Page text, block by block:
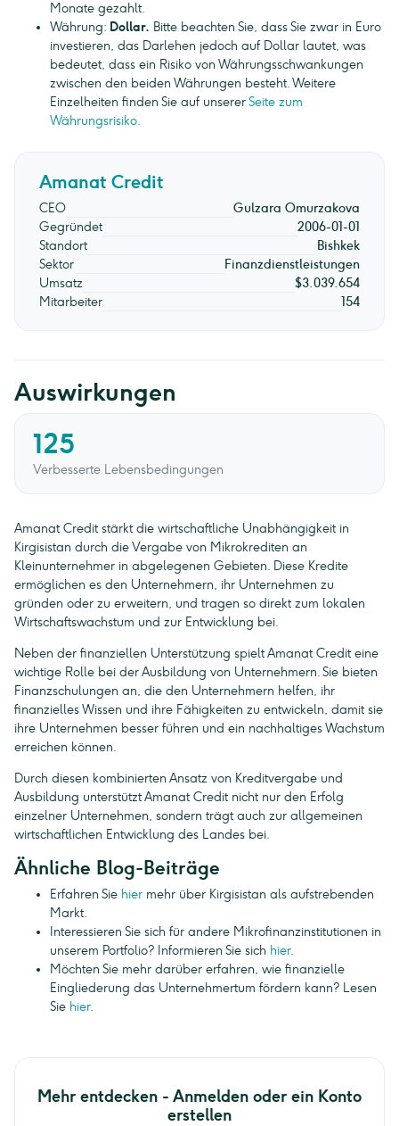
Monate gezahlt.
Währung: Dollar. Bitte beachten Sie, dass Sie zwar in Euro
investieren, das Darlehen jedoch auf Dollar lautet, was
bedeutet, dass ein Risiko von Währungsschwankungen
zwischen den beiden Währungen besteht. Weitere
Einzelheiten finden Sie auf unsererSeite zum
Währungsrisiko.
Amanat Credit
CEO
Gulzara Omurzakova
Gegründet
2006-01-01
Standort
Bishkek
Sektor
Finanzdienstleistungen
Umsatz
$3.039.654
Mitarbeiter
154
Auswirkungen
125
Verbesserte Lebensbedingungen
Amanat Credit stärkt die wirtschaftliche Unabhängigkeit in
Kirgisistan durch die Vergabe von Mikrokrediten an
Kleinunternehmer in abgelegenen Gebieten. Diese Kredite
ermöglichen es den Unternehmern, ihr Unternehmen zu
gründen oder zu erweitern, und tragen so direkt zum lokalen
Wirtschaftswachstum und zur Entwicklung bei.
Neben der finanziellen Unterstützung spielt Amanat Credit eine
wichtige Rolle bei der Ausbildung von Unternehmern. Sie bieten
Finanzschulungen an, die den Unternehmern helfen, ihr
finanzielles Wissen und ihre Fähigkeiten zu entwickeln, damit sie
ihre Unternehmen besser führen und ein nachhaltiges Wachstum
erreichen können.
Durch diesen kombinierten Ansatz von Kreditvergabe und
Ausbildung unterstützt Amanat Credit nicht nur den Erfolg
einzelner Unternehmen, sondern trägt auch zur allgemeinen
wirtschaftlichen Entwicklung des Landes bei.
Ähnliche Blog-Beiträge
Erfahren Sie hier mehr über Kirgisistan als aufstrebenden
Markt.
Interessieren Sie sich für andere Mikrofinanzinstitutionen in
unserem Portfolio? Informieren Sie sich hier.
Möchten Sie mehr darüber erfahren, wie finanzielle
Eingliederung das Unternehmertum fördern kann? Lesen
Sie hier.
Mehr entdecken - Anmelden oder ein Konto
erstellen